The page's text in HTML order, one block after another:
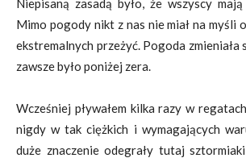
Niepisaną zasadą było, że wszyscy
Mimo pogody nikt z nas nie miał na myśli
ekstremalnych przeżyć. Pogoda zmieniała
zawsze było poniżej zera.
Wcześniej pływałem kilka razy w
nigdy w tak ciężkich i wymagających
duże znaczenie odegrały tutaj